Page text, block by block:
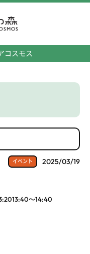
コスモス
イベント 2025/03/19
～14:40